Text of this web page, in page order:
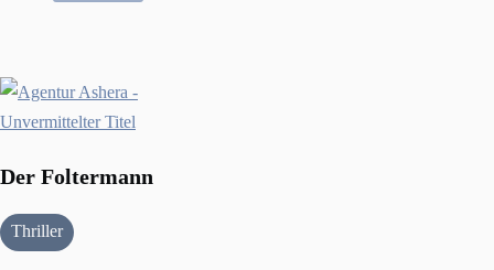
Der Foltermann
Thriller